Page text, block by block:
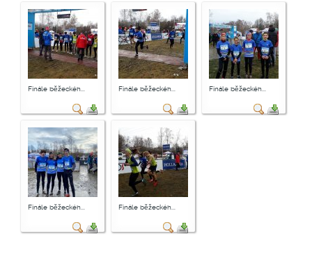
Finále běžeckéh... Finále běžeckéh... Finále běžeckéh...
Finále běžeckéh... Finále běžeckéh...